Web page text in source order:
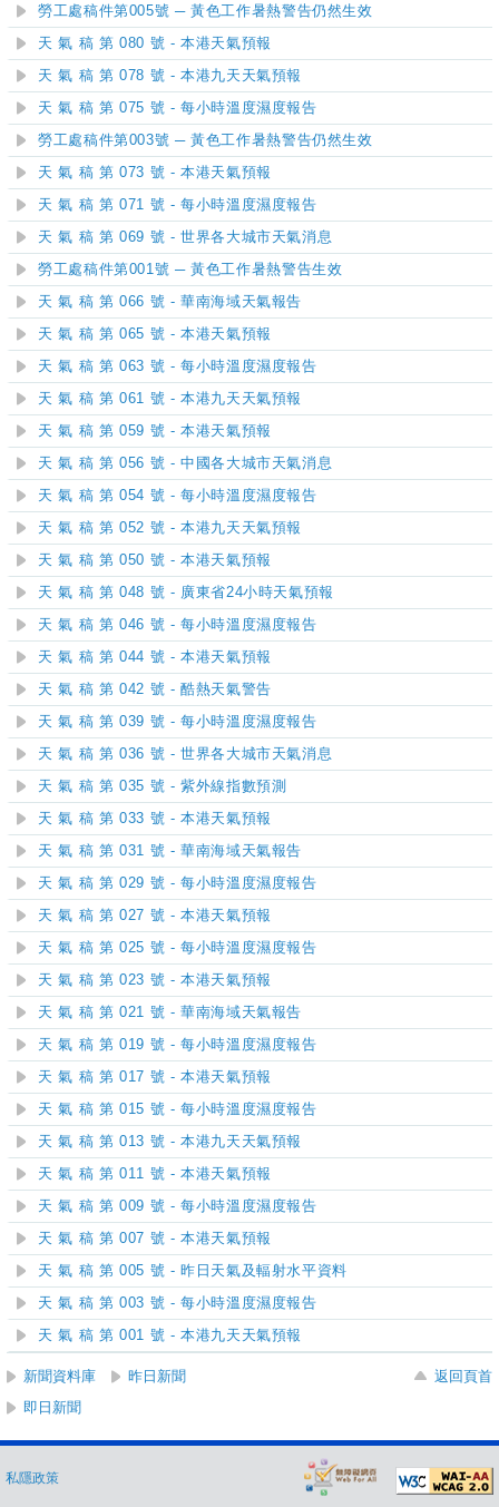
勞工處稿件第005號 ─ 黃色工作暑熱警告仍然生效
天 氣 稿 第 080 號 - 本港天氣預報
天 氣 稿 第 078 號 - 本港九天天氣預報
天 氣 稿 第 075 號 - 每小時溫度濕度報告
勞工處稿件第003號 ─ 黃色工作暑熱警告仍然生效
天 氣 稿 第 073 號 - 本港天氣預報
天 氣 稿 第 071 號 - 每小時溫度濕度報告
天 氣 稿 第 069 號 - 世界各大城市天氣消息
勞工處稿件第001號 ─ 黃色工作暑熱警告生效
天 氣 稿 第 066 號 - 華南海域天氣報告
天 氣 稿 第 065 號 - 本港天氣預報
天 氣 稿 第 063 號 - 每小時溫度濕度報告
天 氣 稿 第 061 號 - 本港九天天氣預報
天 氣 稿 第 059 號 - 本港天氣預報
天 氣 稿 第 056 號 - 中國各大城市天氣消息
天 氣 稿 第 054 號 - 每小時溫度濕度報告
天 氣 稿 第 052 號 - 本港九天天氣預報
天 氣 稿 第 050 號 - 本港天氣預報
天 氣 稿 第 048 號 - 廣東省24小時天氣預報
天 氣 稿 第 046 號 - 每小時溫度濕度報告
天 氣 稿 第 044 號 - 本港天氣預報
天 氣 稿 第 042 號 - 酷熱天氣警告
天 氣 稿 第 039 號 - 每小時溫度濕度報告
天 氣 稿 第 036 號 - 世界各大城市天氣消息
天 氣 稿 第 035 號 - 紫外線指數預測
天 氣 稿 第 033 號 - 本港天氣預報
天 氣 稿 第 031 號 - 華南海域天氣報告
天 氣 稿 第 029 號 - 每小時溫度濕度報告
天 氣 稿 第 027 號 - 本港天氣預報
天 氣 稿 第 025 號 - 每小時溫度濕度報告
天 氣 稿 第 023 號 - 本港天氣預報
天 氣 稿 第 021 號 - 華南海域天氣報告
天 氣 稿 第 019 號 - 每小時溫度濕度報告
天 氣 稿 第 017 號 - 本港天氣預報
天 氣 稿 第 015 號 - 每小時溫度濕度報告
天 氣 稿 第 013 號 - 本港九天天氣預報
天 氣 稿 第 011 號 - 本港天氣預報
天 氣 稿 第 009 號 - 每小時溫度濕度報告
天 氣 稿 第 007 號 - 本港天氣預報
天 氣 稿 第 005 號 - 昨日天氣及輻射水平資料
天 氣 稿 第 003 號 - 每小時溫度濕度報告
天 氣 稿 第 001 號 - 本港九天天氣預報
新聞資料庫 昨日新聞
返回頁首
即日新聞
私隱政策